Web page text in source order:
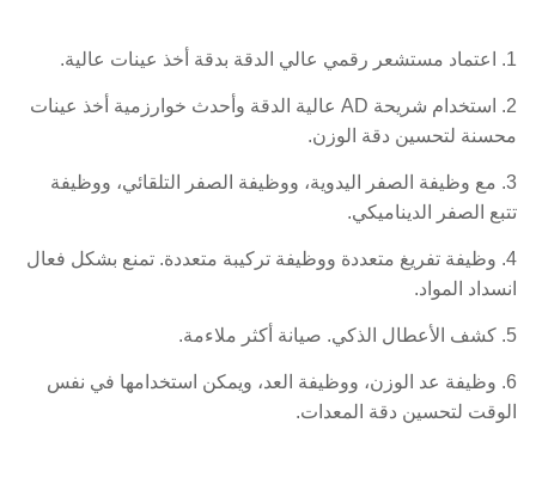
1. اعتماد مستشعر رقمي عالي الدقة بدقة أخذ عينات عالية.
2. استخدام شريحة AD عالية الدقة وأحدث خوارزمية أخذ عينات
محسنة لتحسين دقة الوزن.
3. مع وظيفة الصفر اليدوية، ووظيفة الصفر التلقائي، ووظيفة
تتبع الصفر الديناميكي.
4. وظيفة تفريغ متعددة ووظيفة تركيبة متعددة. تمنع بشكل فعال
انسداد المواد.
5. كشف الأعطال الذكي. صيانة أكثر ملاءمة.
6. وظيفة عد الوزن، ووظيفة العد، ويمكن استخدامها في نفس
الوقت لتحسين دقة المعدات.